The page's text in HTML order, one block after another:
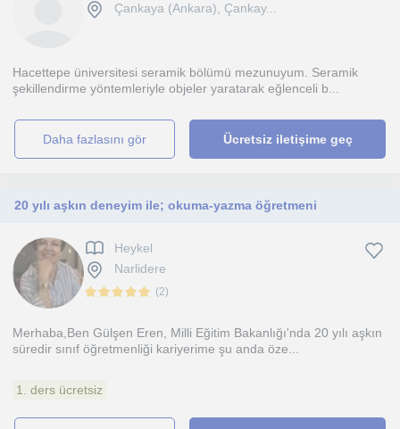
Çankaya (Ankara), Çankay...
Hacettepe üniversitesi seramik bölümü mezunuyum. Seramik
şekillendirme yöntemleriyle objeler yaratarak eğlenceli b...
daha fazlasını gör Ücretsiz iletişime geç
20 yılı aşkın deneyim ile; okuma-yazma öğretmeni
Heykel
Narlidere
(2)
Merhaba,Ben Gülşen Eren, Milli Eğitim Bakanlığı'nda 20 yılı aşkın
süredir sınıf öğretmenliği kariyerime şu anda öze...
1. ders ücretsiz